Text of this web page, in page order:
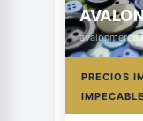
PRECIOS
IMPECABLE